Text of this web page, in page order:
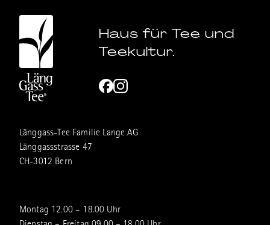
Haus für Tee und
Teekultur.
Länggass-Tee Familie Lange AG
Länggassstrasse 47
CH-3012 Bern
Montag 12.00 – 18.00 Uhr